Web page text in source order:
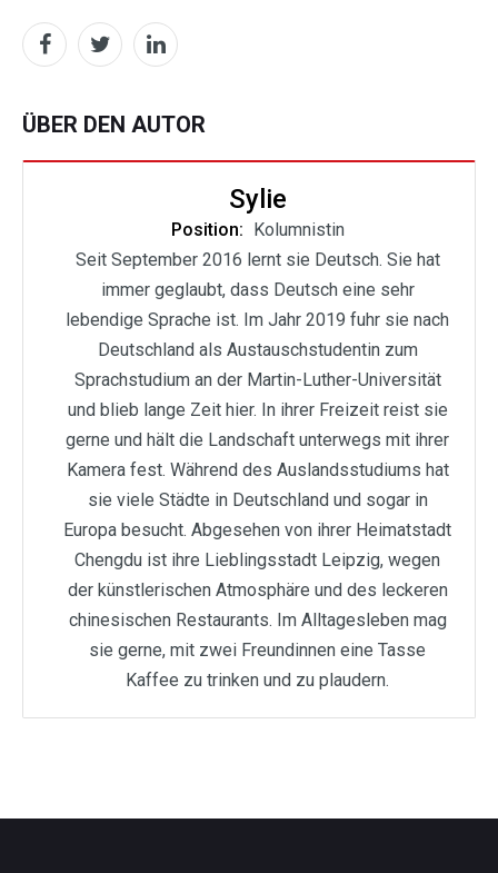
ÜBER DEN AUTOR
Sylie
Position: Kolumnistin
Seit September 2016 lernt sie Deutsch. Sie hat
immer geglaubt, dass Deutsch eine sehr
lebendige Sprache ist. Im Jahr 2019 fuhr sie nach
Deutschland als Austauschstudentin zum
Sprachstudium an der Martin-Luther-Universität
und blieb lange Zeit hier. In ihrer Freizeit reist sie
gerne und hält die Landschaft unterwegs mit ihrer
Kamera fest. Während des Auslandsstudiums hat
sie viele Städte in Deutschland und sogar in
Europa besucht. Abgesehen von ihrer Heimatstadt
Chengdu ist ihre Lieblingsstadt Leipzig, wegen
der künstlerischen Atmosphäre und des leckeren
chinesischen Restaurants. Im Alltagesleben mag
sie gerne, mit zwei Freundinnen eine Tasse
Kaffee zu trinken und zu plaudern.